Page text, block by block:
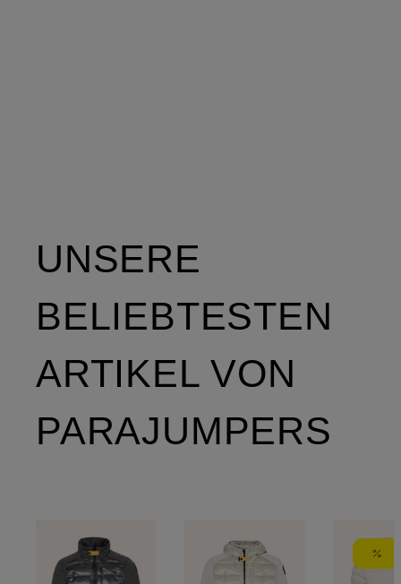
UNSERE
BELIEBTESTEN
ARTIKEL VON
PARAJUMPERS